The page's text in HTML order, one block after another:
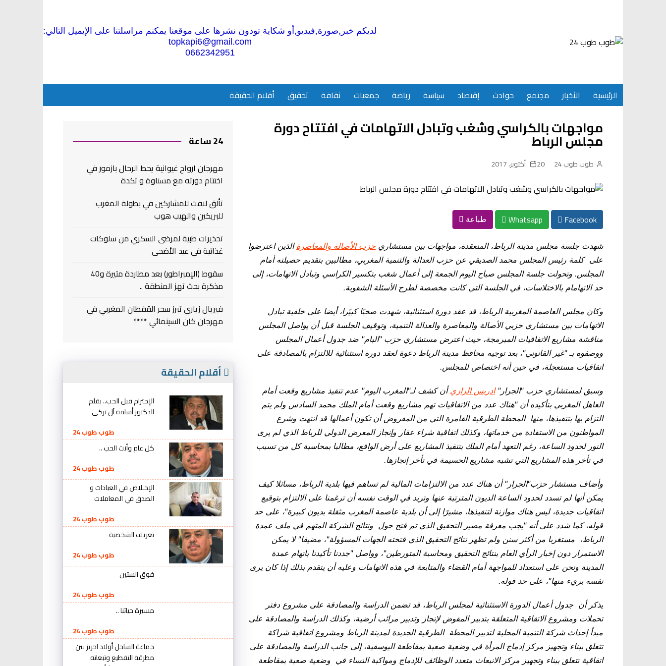
لديكم خبر,صورة,فيديو,أو شكاية تودون نشرها على موقعنا يمكنم مراسلتنا على الإيميل التالي:
topkapi6@gmail.com
0662342951
الرئيسية الأخبار مجتمع حوادث إقتصاد سياسة رياضة جمعيات ثقافة تحقيق أقلام الحقيقة
مواجهات بالكراسي وشغب وتبادل الاتهامات في افتتاح دورة
مجلس الرباط
طوب طوب 24 20 أكتوبر، 2017
Facebook
Whatsapp طباعة
شهدت جلسة مجلس مدينة الرباط، المنعقدة، مواجهات بين مستشاري حزب الأصالة والمعاصرة الذين اعترضوا
على كلمة رئيس المجلس محمد الصديقي عن حزب العدالة والتنمية المغربي، مطالبين بتقديم حصيلته أمام
المجلس. وتحولت جلسة المجلس صباح اليوم الجمعة إلى أعمال شغب بتكسير الكراسي وتبادل الاتهامات، إلى
حد الاتهامام بالاختلاسات، في الجلسة التي كانت مخصصة لطرح الأسئلة الشفوية.
وكان مجلس العاصمة المغربية الرباط، قد عقد دورة استثنائية، شهدت صخبًا كبيًرا، أيضا على خلفية تبادل
الاتهامات بين مستشاري حزبي الأصالة والمعاصرة والعدالة التنمية، وتوقيف الجلسة قبل أن يواصل المجلس
مناقشة مشاريع الاتفاقيات المبرمجة، حيث اعترض مستشاري حزب "البام" ضد جدول أعمال المجلس
ووصفوه بـ "غير القانوني"، بعد توجيه محافظ مدينة الرباط دعوة لعقد دورة استثنائية للالتزام بالمصادقة على
اتفاقيات مستعجلة، في حين أنه اختصاص للمجلس.
وسبق لمستشاري حزب "الجرار"ادريس الرازيأن كشف لـ"المغرب اليوم" عدم تنفيذ مشاريع وقعت أمام
العاهل المغربي بتأكيده أن "هناك عدد من الاتفاقيات تهم مشاريع وقعت أمام الملك محمد السادس ولم يتم
التزام بها بتنفيذها، منها المحطة الطرقية القامرة التي من المفروض أن تكون أعمالها قد انتهت وشرع
المواطنون من الاستفادة من خدماتها، وكذلك اتفاقية شراء عقار وإنجاز المعرض الدولي للرباط الذي لم يرى
النور لحدود الساعة، رغم التعهد أمام الملك بتنفيذ المشاريع على أرض الواقع، مطالبا بمحاسبة كل من تسبب
في تأخر هذه المشاريع التي تشبه مشاريع الحسيمة في تأخر إنجازها.
وأضاف مستشار حزب"الجرار" أن هناك عدد من الالتزامات المالية لم تساهم فيها بلدية الرباط، مسائلا كيف
يمكن أنها لم تسدد لحدود الساعة الديون المترتبة عنها وتريد في الوقت نفسه أن ترغمنا على الالتزام بتوقيع
اتفاقيات جديدة، ليس هناك موازنة لتنفيذها، مشيرًا إلى أن بلدية عاصمة المغرب مثقلة بديون كبيرة"، على حد
قوله، كما شدد على أنه "يجب معرفة مصير التحقيق الذي تم فتح حول ونتائج الشركة المتهم في ملف عمدة
الرباط، مستغربا من أكثر سنن ولم تظهر نتائج التحقيق الذي فتحته الجهات المسؤولة"، مضيفا" لا يمكن
الاستمرار دون إخبار الرأي العام بنتائج التحقيق ومحاسبة المتورطين"، وواصل "جددنا تأكيدنا باتهام عمدة
المدينة ونحن على استعداد للمواجهة أمام القضاء والمتابعة في هذه الاتهامات وعليه أن يتقدم بذلك إذا كان يرى
نفسه بريء منها"، على حد قوله.
يذكر أن جدول أعمال الدورة الاستثنائية لمجلس الرباط، قد تضمن الدراسة والمصادقة على مشروع دفتر
تحملات ومشروع الاتفاقية المتعلقة بتدبير المفوض لإنجاز وتدبير مرائب أرضية، وكذلك الدراسة والمصادقة على
مبدأ إحداث شركة التنمية المحلية لتدبير المحطة الطرقية الجديدة لمدينة الرباط ومشروع اتفاقية شراكة
تتعلق ببناء وتجهيز مركز إدماج المرأة في وضعية صعبة بمقاطعة اليوسفية، إلى جانب الدراسة والمصادقة على
اتفاقية تتعلق ببناء وتجهيز مركز الانبعاث متعدد الوظائف للإدماج ومواكبة النساء في وضعية صعبة بمقاطعة
24 ساعة
مهرجان ارواح غيوانية يحط الرحال بازمور في
اختتام دورته مع مسناوة و تكدة
تألق لافت للمشاركين في بطولة المغرب
للبريكين والهيب هوب
تحذيرات طبية لمرضى السكري من سلوكات
غذائية في عيد الأضحى
سقوط (الإمبراطور) بعد مطاردة متيرة و40
مذكرة بحث تهز المنطقة ..
فيريال زياري تبرز سحر القفطان المغربي في
مهرجان كان السينمائي ****
أقلام الحقيقة
الإحترام قبل الحب.. بقلم
الدكتور أسامة آل تركي
طوب طوب 24
كل عام وأنت الحب ..
طوب طوب 24
الإخـلاص في العبادات و
الصدق في المعاملات
طوب طوب 24
تعريف الشخصية
طوب طوب 24
فوق الستين
طوب طوب 24
مسيرة حياتنا ..
طوب طوب 24
جماعة الساحل أولاد احريز بين
مطرقة التقطيع وتبعاته